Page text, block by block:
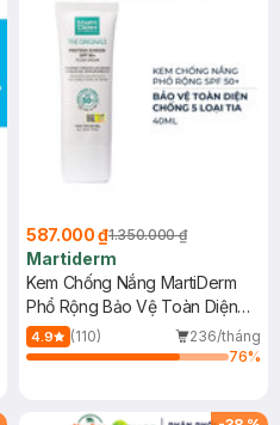
587.000 ₫1.350.000 ₫
Martiderm
Kem Chống Nắng MartiDerm
Phổ Rộng Bảo Vệ Toàn Diện
40ml
4.9 (110)
236/tháng
76%